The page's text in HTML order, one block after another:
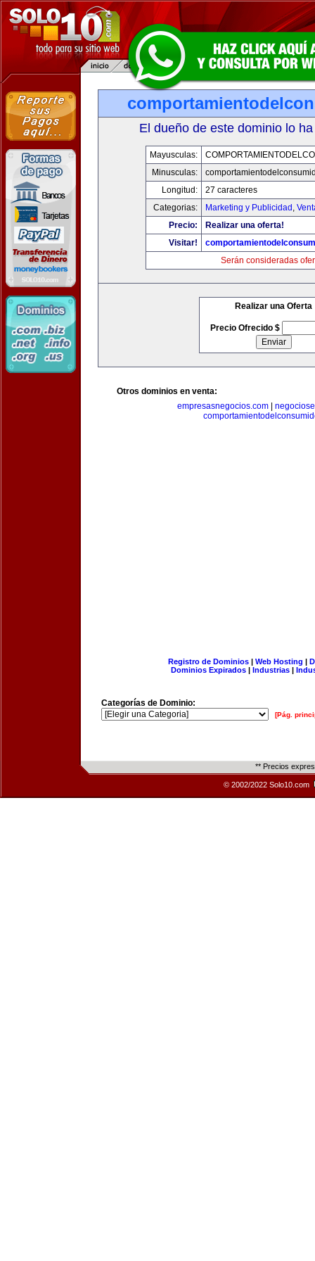
El dueño de este dominio lo
Mayusculas:
Minusculas:
Longitud:
27 caracteres
Categorias:
Marketing y Publicidad ,
Precio:
Realizar una oferta!
Visitar!
Serán consideradas
Realizar una Oferta
Precio Ofrecido $
Otros dominios en venta:
empresasnegocios.com|
Registro de Dominios| Web Hosting |
Dominios Expirados | Industrias |
Categorías de Dominio:
[Pág.
** Precios
© 2002/2022 Solo10.com